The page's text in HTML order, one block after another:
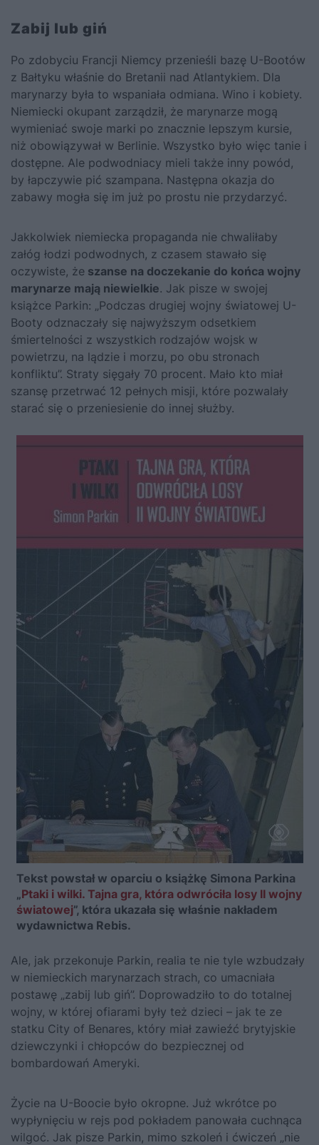
Zabij lub giń
Po zdobyciu Francji Niemcy przenieśli bazę U-Bootów
z Bałtyku właśnie do Bretanii nad Atlantykiem. Dla
marynarzy była to wspaniała odmiana. Wino i kobiety.
Niemiecki okupant zarządził, że marynarze mogą
wymieniać swoje marki po znacznie lepszym kursie,
niż obowiązywał w Berlinie. Wszystko było więc tanie i
dostępne. Ale podwodniacy mieli także inny powód,
by łapczywie pić szampana. Następna okazja do
zabawy mogła się im już po prostu nie przydarzyć.
Jakkolwiek niemiecka propaganda nie chwaliłaby
załóg łodzi podwodnych, z czasem stawało się
oczywiste, że szanse na doczekanie do końca wojny
marynarze mają niewielkie. Jak pisze w swojej
książce Parkin: „Podczas drugiej wojny światowej U-
Booty odznaczały się najwyższym odsetkiem
śmiertelności z wszystkich rodzajów wojsk w
powietrzu, na lądzie i morzu, po obu stronach
konfliktu”. Straty sięgały 70 procent. Mało kto miał
szansę przetrwać 12 pełnych misji, które pozwalały
starać się o przeniesienie do innej służby.
Tekst powstał w oparciu o książkę Simona Parkina
„Ptaki i wilki. Tajna gra, która odwróciła losy II wojny
światowej”, która ukazała się właśnie nakładem
wydawnictwa Rebis.
Ale, jak przekonuje Parkin, realia te nie tyle wzbudzały
w niemieckich marynarzach strach, co umacniała
postawę „zabij lub giń”. Doprowadziło to do totalnej
wojny, w której ofiarami były też dzieci – jak te ze
statku City of Benares, który miał zawieźć brytyjskie
dziewczynki i chłopców do bezpiecznej od
bombardowań Ameryki.
Życie na U-Boocie było okropne. Już wkrótce po
wypłynięciu w rejs pod pokładem panowała cuchnąca
wilgoć. Jak pisze Parkin, mimo szkoleń i ćwiczeń „nie